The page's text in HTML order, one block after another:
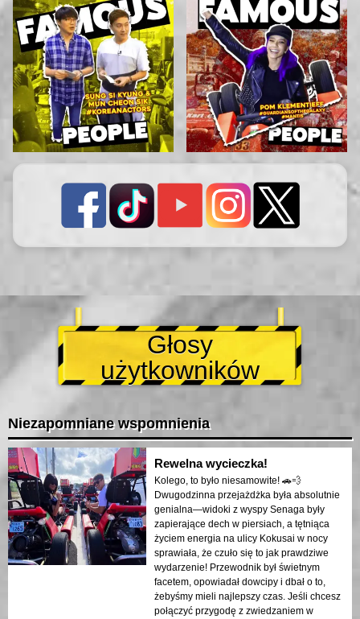
Głosy
użytkowników
Niezapomniane wspomnienia
Rewelna wycieczka!
Kolego, to było niesamowite! 🚗💨
Dwugodzinna przejażdżka była absolutnie
genialna—widoki z wyspy Senaga były
zapierające dech w piersiach, a tętniąca
życiem energia na ulicy Kokusai w nocy
sprawiała, że czuło się to jak prawdziwe
wydarzenie! Przewodnik był świetnym
facetem, opowiadał dowcipy i dbał o to,
żebyśmy mieli najlepszy czas. Jeśli chcesz
połączyć przygodę z zwiedzaniem w